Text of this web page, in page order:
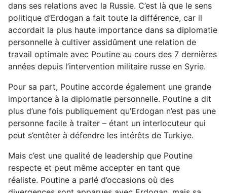
dans ses relations avec la Russie. C’est là que le sens
politique d’Erdogan a fait toute la différence, car il
accordait la plus haute importance dans sa diplomatie
personnelle à cultiver assidûment une relation de
travail optimale avec Poutine au cours des 7 dernières
années depuis l’intervention militaire russe en Syrie.
Pour sa part, Poutine accorde également une grande
importance à la diplomatie personnelle. Poutine a dit
plus d’une fois publiquement qu’Erdogan n’est pas une
personne facile à traiter – étant un interlocuteur qui
peut s’entêter à défendre les intérêts de Turkiye.
Mais c’est une qualité de leadership que Poutine
respecte et peut même accepter en tant que
réaliste. Poutine a parlé d’occasions où des